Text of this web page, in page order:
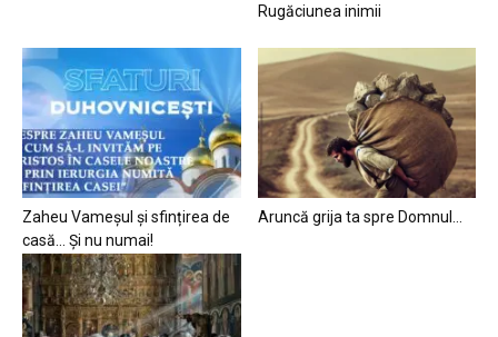
Rugăciunea inimii
Zaheu Vameșul și sfințirea de
casă… Și nu numai!
Aruncă grija ta spre Domnul…